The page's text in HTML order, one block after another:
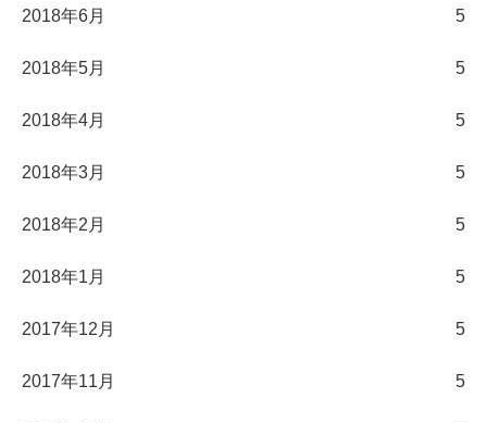
2018年6月 5
2018年5月 5
2018年4月 5
2018年3月 5
2018年2月 5
2018年1月 5
2017年12月 5
2017年11月 5